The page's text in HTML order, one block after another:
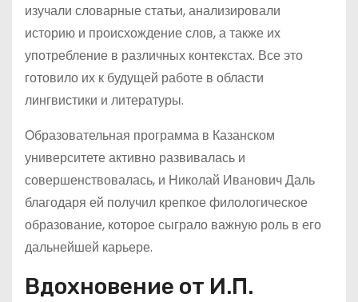
изучали словарные статьи, анализировали
историю и происхождение слов, а также их
употребление в различных контекстах. Все это
готовило их к будущей работе в области
лингвистики и литературы.
Образовательная программа в Казанском
университете активно развивалась и
совершенствовалась, и Николай Иванович Даль
благодаря ей получил крепкое филологическое
образование, которое сыграло важную роль в его
дальнейшей карьере.
Вдохновение от И.П.